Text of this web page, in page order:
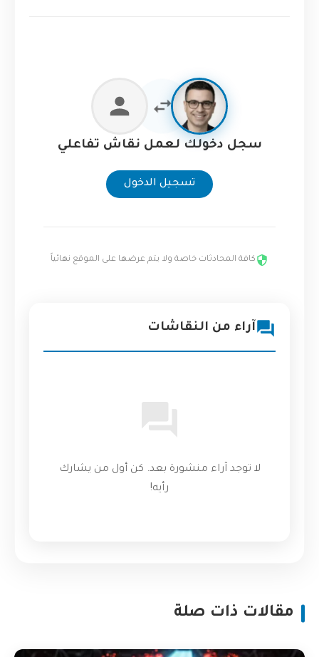
سجل دخولك لعمل نقاش تفاعلي
تسجيل الدخول
كافة المحادثات خاصة ولا يتم عرضها على الموقع نهائياً
آراء من النقاشات
لا توجد آراء منشورة بعد. كن أول من يشارك
رأيه!
مقالات ذات صلة